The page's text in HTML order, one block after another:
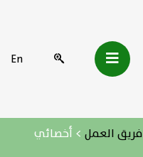
En
فريق العمل > أخصائي